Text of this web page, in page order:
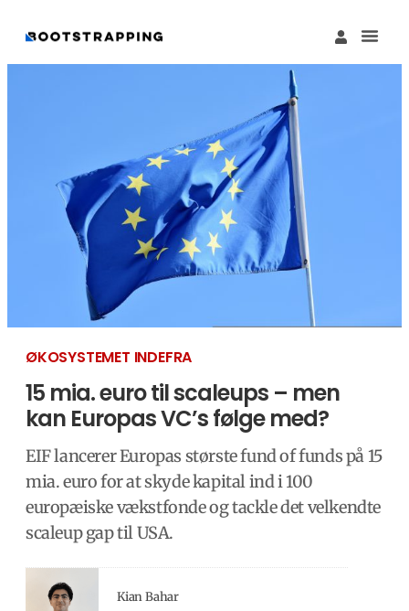
ØKOSYSTEMET INDEFRA
15 mia. euro til scaleups – men
kan Europas VC’s følge med?
EIF lancerer Europas største fund of funds på 15
mia. euro for at skyde kapital ind i 100
europæiske vækstfonde og tackle det velkendte
scaleup gap til USA.
Kian Bahar